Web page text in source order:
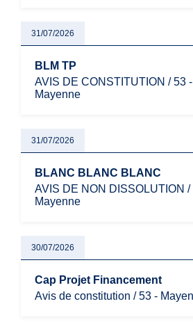
31/07/2026
BLM TP
AVIS DE CONSTITUTION / 53 -
Mayenne
31/07/2026
BLANC BLANC BLANC
AVIS DE NON DISSOLUTION /
Mayenne
30/07/2026
Cap Projet Financement
Avis de constitution / 53 -